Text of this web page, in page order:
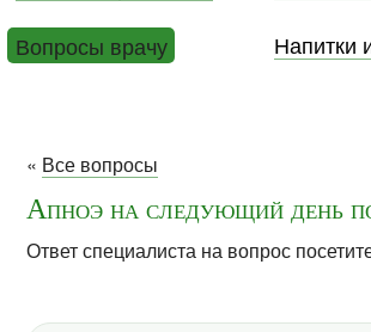
Вопросы врачу
Напитки
« Все вопросы
Апноэ на следующий день
Ответ специалиста на вопрос